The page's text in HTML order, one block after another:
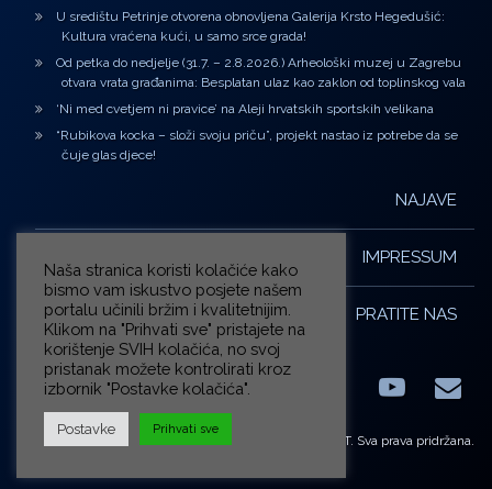
U središtu Petrinje otvorena obnovljena Galerija Krsto Hegedušić:
Kultura vraćena kući, u samo srce grada!
Od petka do nedjelje (31.7. – 2.8.2026.) Arheološki muzej u Zagrebu
otvara vrata građanima: Besplatan ulaz kao zaklon od toplinskog vala
‘Ni med cvetjem ni pravice’ na Aleji hrvatskih sportskih velikana
“Rubikova kocka – složi svoju priču”, projekt nastao iz potrebe da se
čuje glas djece!
NAJAVE
IMPRESSUM
PRATITE NAS
FacebookLinkedIn E-
© ZG-KULT. Sva prava pridržana.
Naša stranica koristi kolačiće kako
bismo vam iskustvo posjete našem
portalu učinili bržim i kvalitetnijim.
Klikom na "Prihvati sve" pristajete na
korištenje SVIH kolačića, no svoj
pristanak možete kontrolirati kroz
izbornik "Postavke kolačića".
Postavke Prihvati sve